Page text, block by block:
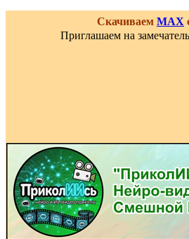
Скачиваем MAX
Приглашаем на